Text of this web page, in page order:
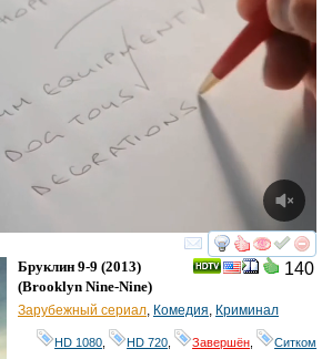
смотреть
140
Бруклин 9-9 (2013)
(Brooklyn Nine-Nine)
Зарубежный сериал, Комедия, Криминал
HD 1080, HD 720, Завершён, Ситком